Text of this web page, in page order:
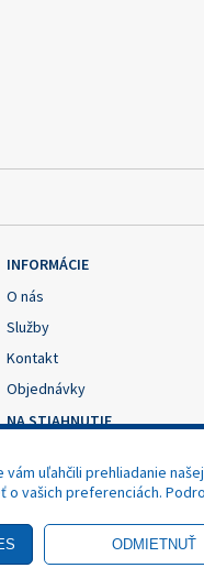
INFORMÁCIE
O nás
Služby
Kontakt
Objednávky
NA STIAHNUTIE
Odstúpenie od zmluvy
uľahčili prehliadanie
o vašich preferenciách.